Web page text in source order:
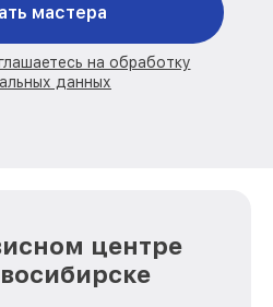
мастера
на обработку
данных
центре